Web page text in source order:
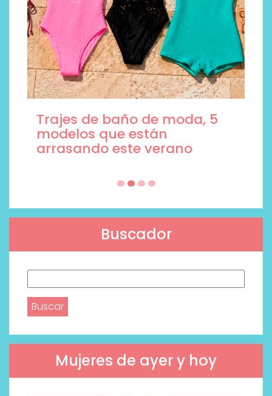
Trajes de baño de moda, 5
modelos que están
arrasando este verano
Buscador
Mujeres de ayer y hoy